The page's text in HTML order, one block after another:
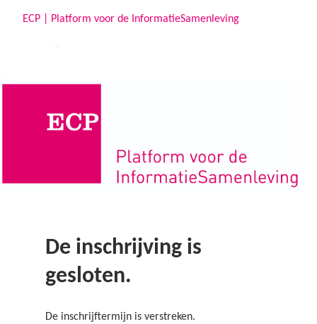
ECP | Platform voor de InformatieSamenleving
ECP | Platform voor de InformatieSamenleving
De inschrijving is
gesloten.
De inschrijftermijn is verstreken.